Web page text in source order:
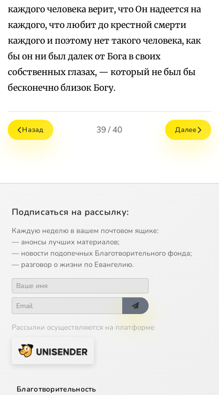
каждого человека верит, что Он надеется на
каждого, что любит до крестной смерти
каждого и поэтому нет такого человека, как
бы он ни был далек от Бога в своих
собственных глазах, — который не был бы
бесконечно близок Богу.
Назад 39 / 40 Далее
Подписаться на рассылку:
Каждую неделю в вашем почтовом ящике:
— анонсы лучших материалов;
— новости подопечных Благотворительного фонда;
— разговор о жизни по Евангелию.
Рассылки осуществляются на платформе
Благотворительность